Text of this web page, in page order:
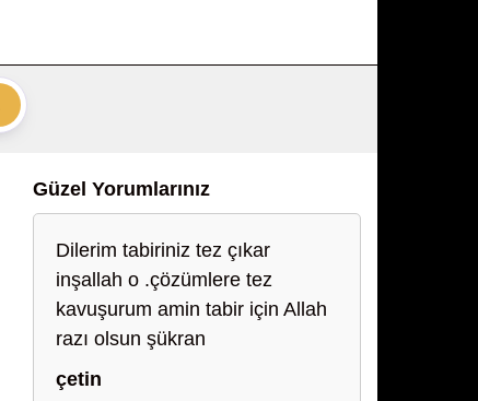
Güzel Yorumlarınız
Dilerim tabiriniz tez çıkar
inşallah o .çözümlere tez
kavuşurum amin tabir için Allah
razı olsun şükran
çetin